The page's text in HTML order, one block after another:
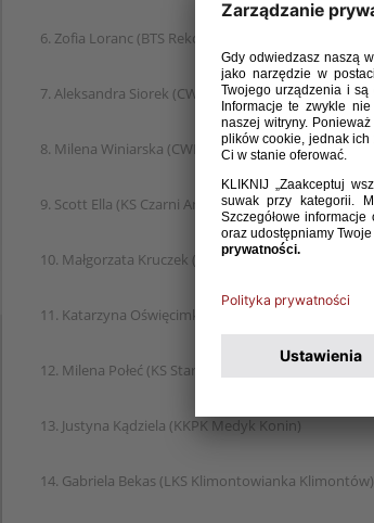
6. Zofia Loranc (BTS Rekord Bielsko Biała)
7. Aleksandra Siorek (CWKS Resovia Rzeszów)
8. Milena Winiarska (CWKS Resovia Rzeszów)
9. Scott Ella (KS Czarni Antrans Sosnowiec)
10. Małgorzata Kruczek (KS Uniwersytet Jagielloński)
11. Katarzyna Oświęcimka (KS Starówka Nowy Sącz)
12. Milena Połeć (KS Starówka Nowy Sącz)
13. Justyna Kądziela (KKPK Medyk Konin)
14. Gabriela Bekas (LKS Klimontowianka Klimontów)